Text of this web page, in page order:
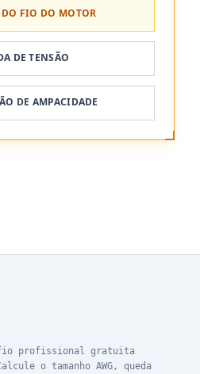
FIO DO MOTOR
DE TENSÃO
DE AMPACIDADE
profissional gratuita
o tamanho AWG, queda